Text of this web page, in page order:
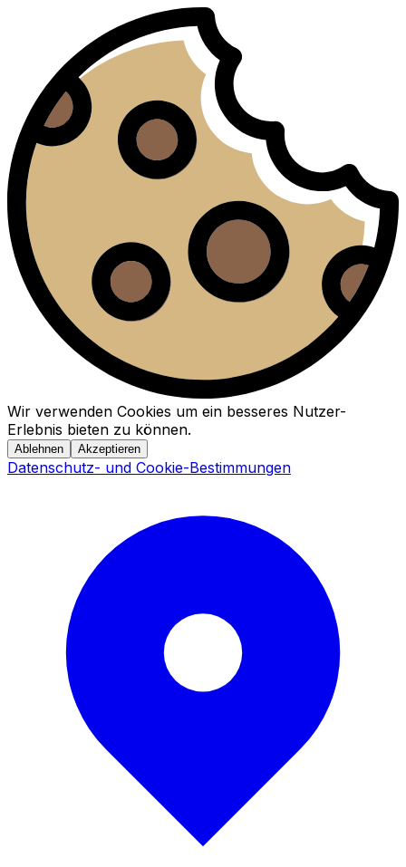
Wir verwenden Cookies um ein besseres Nutzer-
Erlebnis bieten zu können.
Ablehnen Akzeptieren
Datenschutz- und Cookie-Bestimmungen